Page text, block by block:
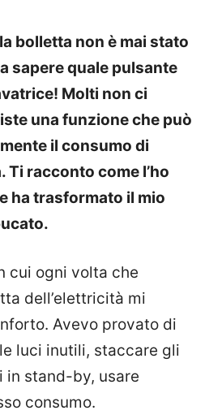
bolletta non è mai stato
sapere quale pulsante
Molti non ci
una funzione che può
il consumo di
Ti racconto come l’ho
ha trasformato il mio
cui ogni volta che
dell’elettricità mi
Avevo provato di
luci inutili, staccare gli
stand-by, usare
consumo.